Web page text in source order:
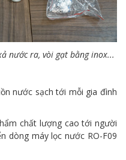
nước ra, vòi gạt bằng inox...
nước sạch tới mỗi gia đình
chất lượng cao tới người
dòng máy lọc nước RO-F09